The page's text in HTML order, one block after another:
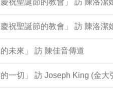
祝聖誕節的教會」 訪 陳洛潔
祝聖誕節的教會」 訪 陳洛潔
未來」 訪 陳佳音傳道
一切」 訪 Joseph King (金大